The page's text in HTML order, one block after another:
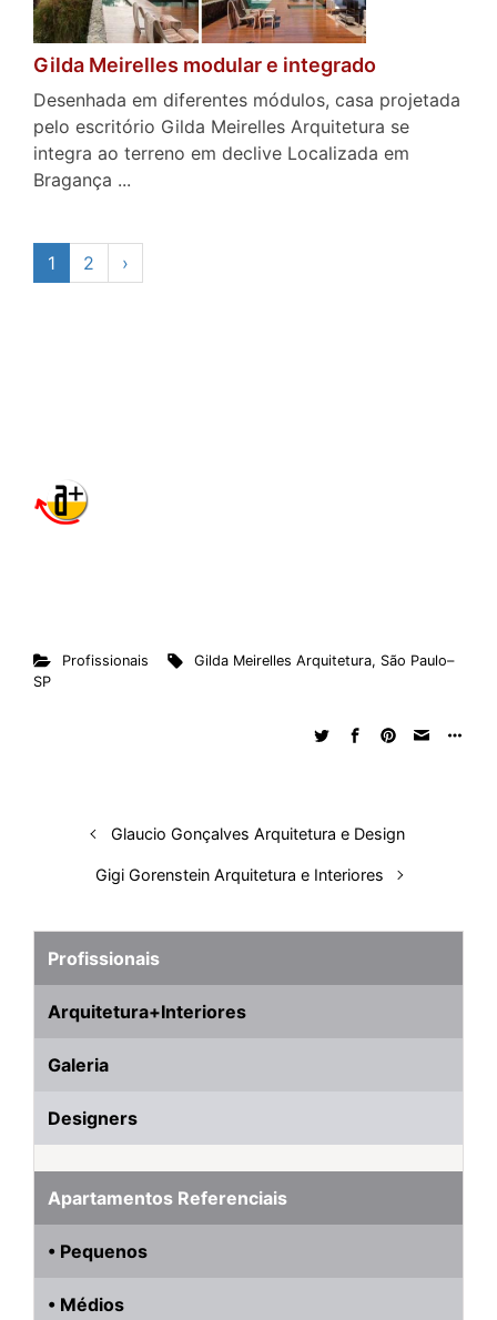
Gilda Meirelles modular e integrado
Desenhada em diferentes módulos, casa projetada
pelo escritório Gilda Meirelles Arquitetura se
integra ao terreno em declive Localizada em
Bragança ...
1 2 ›
Profissionais Gilda Meirelles Arquitetura, São Paulo–
SP
Glaucio Gonçalves Arquitetura e Design
Gigi Gorenstein Arquitetura e Interiores
Profissionais
Arquitetura+Interiores
Galeria
Designers
Apartamentos Referenciais
• Pequenos
• Médios